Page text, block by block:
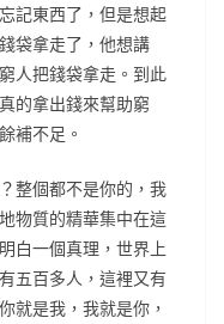
記東西了，但是想起
袋拿走了，他想講
人把錢袋拿走。到此
的拿出錢來幫助窮
補不足。
整個都不是你的，我
物質的精華集中在這
白一個真理，世界上
五百多人，這裡又有
就是我，我就是你，